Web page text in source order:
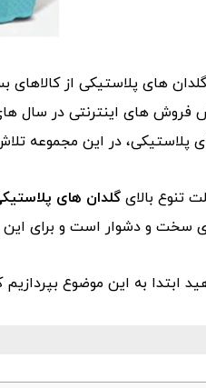
های پلاستیکی از
فروش های اینترنتی در سال
پلاستیکی، در این مجموعه
تنوع بالای گلدان های
سخت و دشوار است و برای این
ابتدا به این موضوع